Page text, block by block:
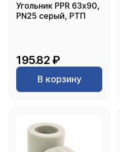
Угольник PPR 63х90,
PN25 серый, РТП
195.82 ₽
В корзину